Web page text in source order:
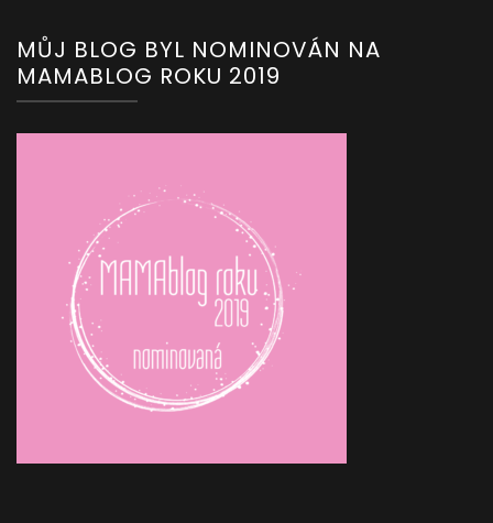
MŮJ BLOG BYL NOMINOVÁN NA
MAMABLOG ROKU 2019